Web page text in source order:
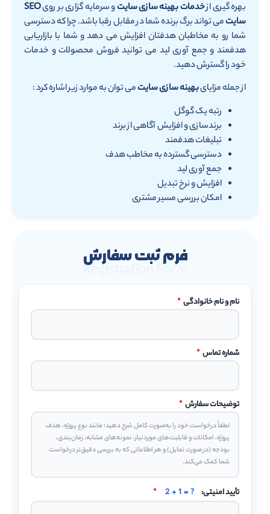
فرم ثبت سفارش
Registration Form
نام و نام خانوادگی *
شماره تماس *
توضیحات سفارش *
تأیید امنیتی: 2 + 1 = ?
*
بهره گیری ازخدمات بهینه سازی سایتو سرمایه گزاری بر رویSEO
سایتمی تواند برگ برنده شما در مقابل رقبا باشد. چرا که دسترسی
شما رو به مخاطبان هدفتان افزایش می دهد و شما با بازاریابی
هدفمند و جمع آوری لید می توانید فروش محصولات و خدمات
خود را گسترش دهید.
از جمله مزایایبهینه سازی سایتمی توان به موارد زیر اشاره کرد :
رتبه یک گوگل
برندسازی و افزایش آگاهی از برند
تبلیغات هدفمند
دسترسی گسترده به مخاطب هدف
جمع آوری لید
افزایش و نرخ تبدیل
امکان بررسی مسیر مشتری